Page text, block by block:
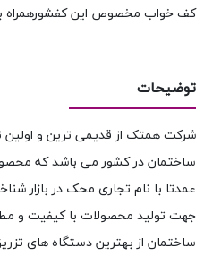
کف خواب مخصوص این کفشورهمراه
توضیحات
شرکت همتک از قدیمی ترین و اولین
ساختمان در کشور می باشد که
عمدتا با نام تجاری محک در بازار
جهت تولید محصولات با کیفیت و
ساختمان از بهترین دستگاه های